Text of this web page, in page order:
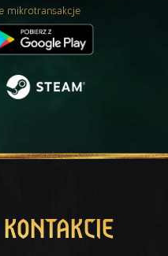
mikrotransakcje